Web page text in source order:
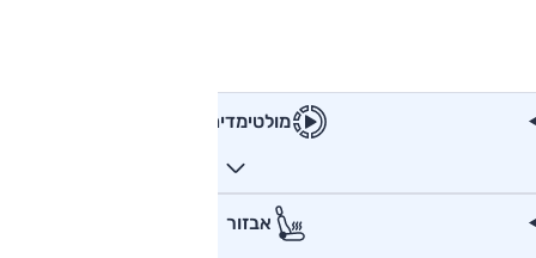
מולטימדיה
אבזור